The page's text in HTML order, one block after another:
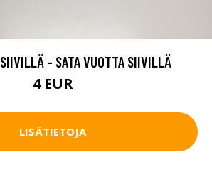
- SATA VUOTTA SIIVILLÄ
4 EUR
LISÄTIETOJA